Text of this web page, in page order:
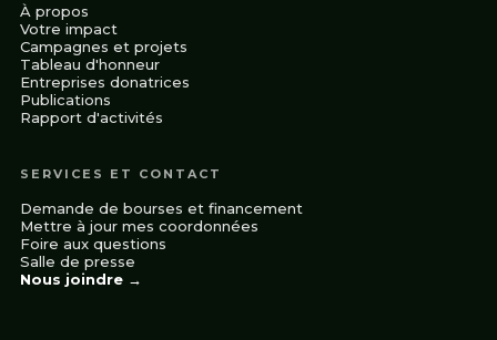
À propos
Votre impact
Campagnes et projets
Tableau d'honneur
Entreprises donatrices
Publications
Rapport d'activités
SERVICES ET CONTACT
Demande de bourses et financement
Mettre à jour mes coordonnées
Foire aux questions
Salle de presse
Nous joindre→